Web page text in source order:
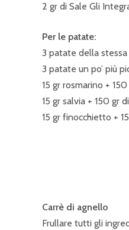
2 gr di Sale Gli
Per le patate:
3 patate della
3 patate un po’ più
15 gr rosmarino +
15 gr salvia + 150 gr
15 gr finocchietto +
Carrè di agnello
Frullare tutti gli